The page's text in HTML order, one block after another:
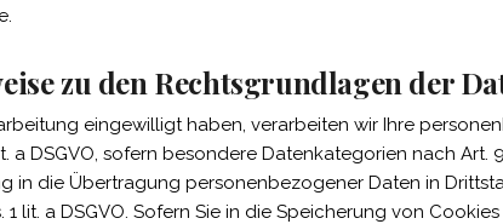
zu den Rechtsgrundlagen der
eingewilligt haben, verarbeiten wir Ihre
a DSGVO, sofern besondere Datenkategorien nach Art.
in die Übertragung personenbezogener Daten in
lit. a DSGVO. Sofern Sie in die Speicherung von